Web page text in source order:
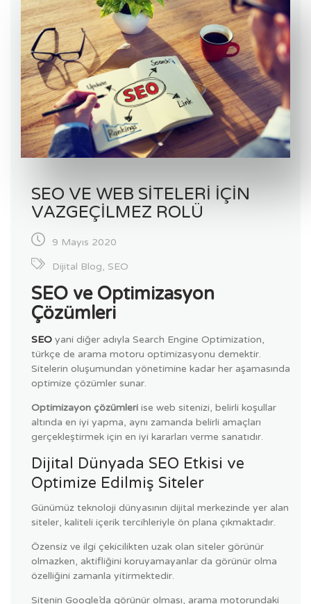
SEO VE WEB SITELERI IÇIN
VAZGEÇILMEZ ROLÜ
9 Mayıs 2020
Dijital Blog, SEO
SEO ve Optimizasyon
Çözümleri
SEO yani diğer adıyla Search Engine Optimization,
türkçe de arama motoru optimizasyonu demektir.
Sitelerin oluşumundan yönetimine kadar her aşamasında
optimize çözümler sunar.
Optimizayon çözümleri ise web sitenizi, belirli koşullar
altında en iyi yapma, aynı zamanda belirli amaçları
gerçekleştirmek için en iyi kararları verme sanatıdır.
Dijital Dünyada SEO Etkisi ve
Optimize Edilmiş Siteler
Günümüz teknoloji dünyasının dijital merkezinde yer alan
siteler, kaliteli içerik tercihleriyle ön plana çıkmaktadır.
Özensiz ve ilgi çekicilikten uzak olan siteler görünür
olmazken, aktifliğini koruyamayanlar da görünür olma
özelliğini zamanla yitirmektedir.
Sitenin Google’da görünür olması, arama motorundaki